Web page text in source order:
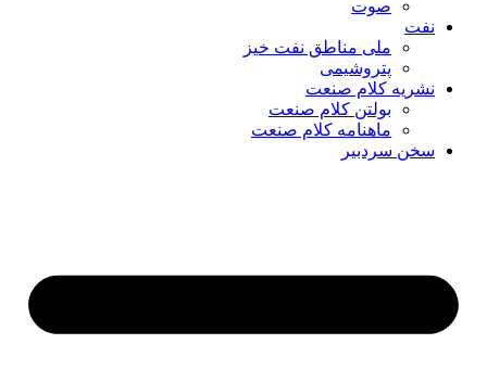
صوت
نفت
ملی مناطق نفت خیز
پتروشیمی
نشریه کلام صنعت
بولتن کلام صنعت
ماهنامه کلام صنعت
سخن سردبیر